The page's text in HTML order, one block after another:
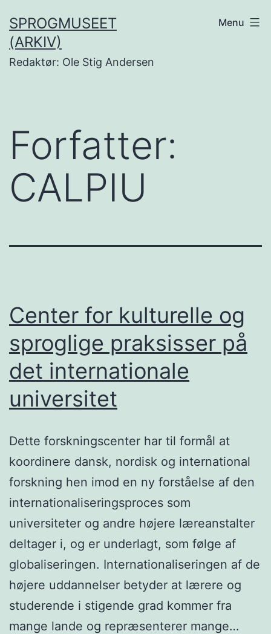
til
indhold
SPROGMUSEET
(ARKIV)
Redaktør: Ole Stig Andersen
Menu
Forfatter:
CALPIU
Center for kulturelle og
sproglige praksisser på
det internationale
universitet
Dette forskningscenter har til formål at
koordinere dansk, nordisk og international
forskning hen imod en ny forståelse af den
internationaliseringsproces som
universiteter og andre højere læreanstalter
deltager i, og er underlagt, som følge af
globaliseringen. Internationaliseringen af de
højere uddannelser betyder at lærere og
studerende i stigende grad kommer fra
mange lande og repræsenterer mange…